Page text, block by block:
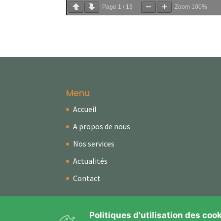
Page 1 / 13 Zoom 100%
Menu
Accueil
A propos de nous
Nos services
Actualités
Contact
Politiques d'utilisation des